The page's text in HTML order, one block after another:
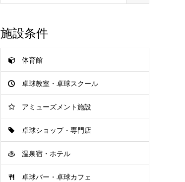
施設条件
体育館
卓球教室・卓球スクール
アミューズメント施設
卓球ショップ・専門店
温泉宿・ホテル
卓球バー・卓球カフェ